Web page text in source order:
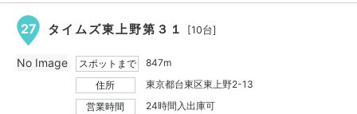
27 タイムズ東上野第３１ [10台]
スポットまで
847m
住所
東京都台東区東上野2-13
営業時間
24時間入出庫可
No Image